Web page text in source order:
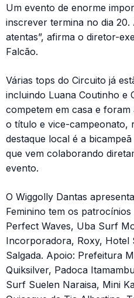
Um evento de enorme
inscrever termina no dia
atentas”, afirma o diretor-
Falcão.
Várias tops do Circuito já
incluindo Luana Coutinho e
competem em casa e foram
o título e vice-campeonato,
destaque local é a
que vem colaborando
evento.
O Wiggolly Dantas
Feminino tem os
Perfect Waves, Uba Surf
Incorporadora, Roxy, Hotel
Salgada. Apoio: Prefeitura
Quiksilver, Padoca
Surf Suelen Naraisa, Mini